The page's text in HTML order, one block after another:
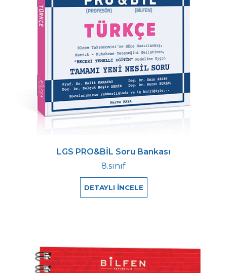
LGS PRO&BİL Soru Bankası
8.sınıf
DETAYLI İNCELE